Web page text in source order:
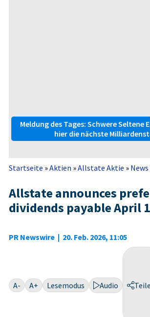
Meldung des Tages: Schwere Seltene
hier die nächste
Startseite »Aktien »Allstate Aktie » News
Allstate announces
dividends payable April
PR Newswire | 20. Feb. 2026, 11:05
A- A+ Lesemodus Audio